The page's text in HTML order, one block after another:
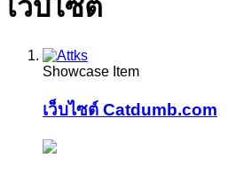
เว็บไซต์
Showcase Item
เว็บไซต์ Catdumb.com